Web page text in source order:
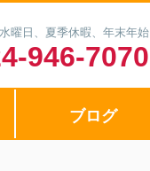
曜日、夏季休暇、年末年始
946-7070
ブログ